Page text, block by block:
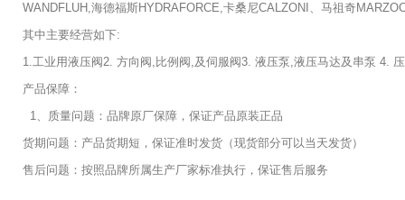
WANDFLUH,海德福斯HYDRAFORCE,卡桑尼CALZONI、马祖奇
其中主要经营如下:
1.工业用液压阀2. 方向阀,比例阀,及伺服阀3. 液压泵,液压马达及串泵 4.
产品保障：
1、质量问题：品牌原厂保障，保证产品原装正品
货期问题：产品货期短，保证准时发货（现货部分可以当天发货）
售后问题：按照品牌所属生产厂家标准执行，保证售后服务